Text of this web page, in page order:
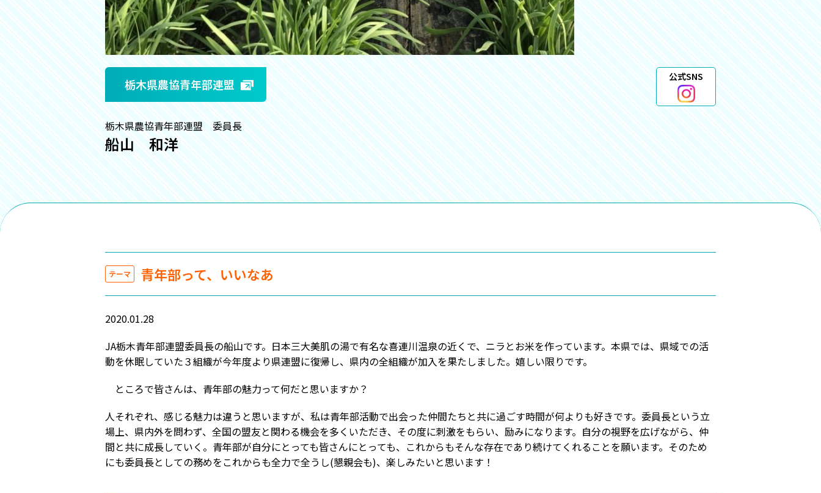
栃木県農協青年部連盟 公式SNS
栃木県農協青年部連盟 委員長
船山 和洋
テーマ 青年部って、いいなあ
2020.01.28
JA栃木青年部連盟委員長の船山です。日本三大美肌の湯で有名な喜連川温泉の近くで、ニラとお米を作っています。本県では、県域での活
動を休眠していた３組織が今年度より県連盟に復帰し、県内の全組織が加入を果たしました。嬉しい限りです。
ところで皆さんは、青年部の魅力って何だと思いますか？
人それぞれ、感じる魅力は違うと思いますが、私は青年部活動で出会った仲間たちと共に過ごす時間が何よりも好きです。委員長という立
場上、県内外を問わず、全国の盟友と関わる機会を多くいただき、その度に刺激をもらい、励みになります。自分の視野を広げながら、仲
間と共に成長していく。青年部が自分にとっても皆さんにとっても、これからもそんな存在であり続けてくれることを願います。そのため
にも委員長としての務めをこれからも全力で全うし(懇親会も)、楽しみたいと思います！